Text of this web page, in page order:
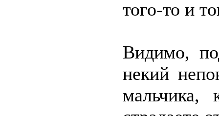
того-то и
Видимо,
некий
мальчика,